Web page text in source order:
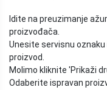
Idite na preuzimanje
proizvođača.
Unesite servisnu
proizvod.
Molimo kliknite 'Prikaži
Odaberite ispravan